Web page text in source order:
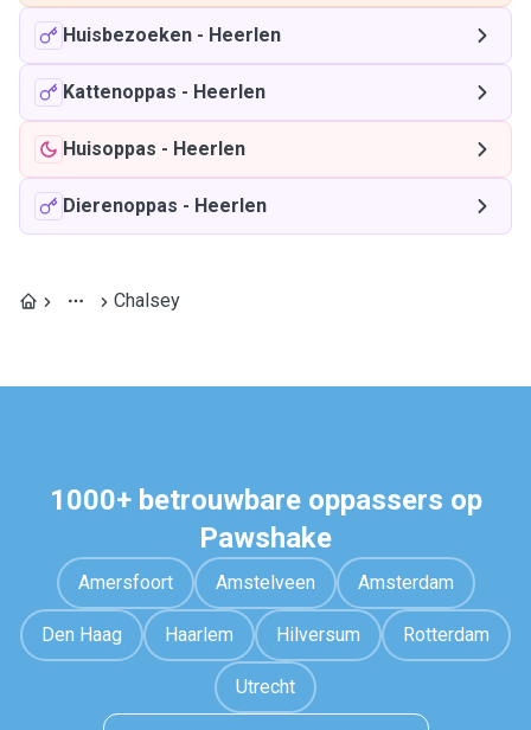
Huisbezoeken - Heerlen
Kattenoppas - Heerlen
Huisoppas - Heerlen
Dierenoppas - Heerlen
Chalsey
1000+ betrouwbare oppassers op
Pawshake
Amersfoort Amstelveen Amsterdam
Den Haag Haarlem Hilversum Rotterdam
Utrecht